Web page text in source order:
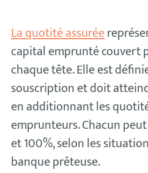
La quotité assurée
capital emprunté couvert
chaque tête. Elle est
souscription et doit
en additionnant les
emprunteurs. Chacun
et 100%, selon les
banque prêteuse.